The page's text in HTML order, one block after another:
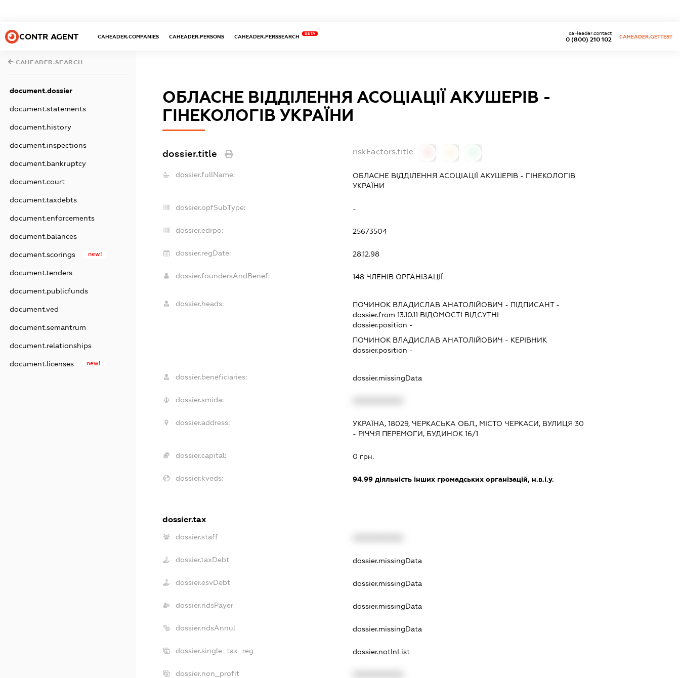
CONTR AGENT CAHEADER.COMPANIES CAHEADER.PERSONS CAHEADER.PERSSEARCH
BETA
0 (800) 210 102
caHeader.contact
CAHEADER.GETTEST
CAHEADER.SEARCH
document.dossier
document.statements
document.history
document.inspections
document.bankruptcy
document.court
document.taxdebts
document.enforcements
document.balances
document.scorings new!
document.tenders
document.publicfunds
document.ved
document.semantrum
document.relationships
document.licenses new!
ОБЛАСНЕ ВІДДІЛЕННЯ АСОЦІАЦІЇ АКУШЕРІВ -
ГІНЕКОЛОГІВ УКРАЇНИ
dossier.title riskFactors.title
dossier.fullName:
ОБЛАСНЕ ВІДДІЛЕННЯ АСОЦІАЦІЇ АКУШЕРІВ - ГІНЕКОЛОГІВ
УКРАЇНИ
dossier.opfSubType: -
dossier.edrpo: 25673504
dossier.regDate: 28.12.98
dossier.foundersAndBenef: 148 ЧЛЕНІВ ОРГАНІЗАЦІЇ
dossier.heads: ПОЧИНОК ВЛАДИСЛАВ АНАТОЛІЙОВИЧ - ПІДПИСАНТ-
dossier.from 13.10.11 ВІДОМОСТІ ВІДСУТНІ
dossier.position -
ПОЧИНОК ВЛАДИСЛАВ АНАТОЛІЙОВИЧ - КЕРІВНИК
dossier.position -
dossier.beneficiaries: dossier.missingData
dossier.smida:
dossier.address:
УКРАЇНА, 18029, ЧЕРКАСЬКА ОБЛ., МІСТО ЧЕРКАСИ, ВУЛИЦЯ 30
- РІЧЧЯ ПЕРЕМОГИ, БУДИНОК 16/1
dossier.capital: 0 грн.
dossier.kveds: 94.99 діяльність інших громадських організацій, н.в.і.у.
dossier.tax
dossier.staff
dossier.taxDebt dossier.missingData
dossier.esvDebt dossier.missingData
dossier.ndsPayer dossier.missingData
dossier.ndsAnnul dossier.missingData
dossier.single_tax_reg dossier.notInList
dossier.non_profit